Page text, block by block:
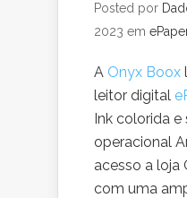
Posted por
2023 em
A Onyx Boox
leitor digital
Ink colorida e
operacional
acesso a loja
com uma